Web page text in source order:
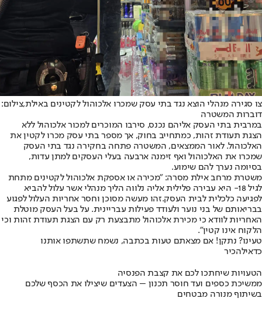
צו סגירה מנהלי הוצא נגד בתי עסק שמכרו אלכוהול לקטינים באילת,צילום:
דוברות המשטרה
במרבית בתי העסק אליהם נכנס, סירבו המוכרים למכור אלכוהול ללא
הצגת תעודת זהות, כמתחייב בחוק, אך מספר בתי עסק מכרו לקטין את
האלכוהול. לאור הממצאים, המשטרה פתחה בחקירה נגד בתי העסק
שמכרו את האלכוהול ואף זימנה ארבעה בעלי העסקים למתן עדות,
בסיומה נערך להם שימוע.
משטרת מרחב אילת מסרה: "מכירה או אספקת אלכוהול לקטינים מתחת
לגיל 18- היא עבירה פלילית אליה נלווה הליך מנהלי אשר עלול להביא
לפגיעה כלכלית לבית העסק.זהו מעשה מסוכן וחסר אחריות העלול לפגוע
בבריאותם של בני נוער ולעודד פעילות עבריינית. על בעל העסק מוטלת
האחריות לוודא כי מכירת אלכוהול מתבצעת רק עם הצגת תעודת זהות וכי
הלקוח אינו קטין".
טעינו? נתקן! אם מצאתם טעות בכתבה, נשמח שתשתפו אותנו
כדאילהכיר
הטעויות שיחתכו לכם את קצבת הפנסיה
ממשיכת כספים ועד חוסר תכנון – הצעדים שיצילו את הכסף שלכם
בשיתוף מנורה מבטחים